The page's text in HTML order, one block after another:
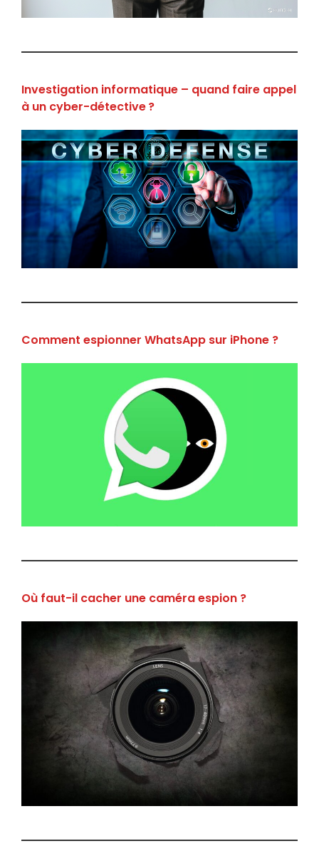
Investigation informatique – quand faire appel
à un cyber-détective ?
Comment espionner WhatsApp sur iPhone ?
Où faut-il cacher une caméra espion ?